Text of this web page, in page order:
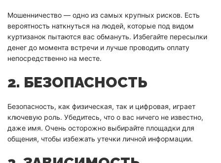
Мошенничество — одно из самых крупных рисков. Есть
вероятность наткнуться на людей, которые под видом
куртизанок пытаются вас обмануть. Избегайте пересылки
денег до момента встречи и лучше проводить оплату
непосредственно на месте.
2. БЕЗОПАСНОСТЬ
Безопасность, как физическая, так и цифровая, играет
ключевую роль. Убедитесь, что о вас ничего не известно,
даже имя. Очень осторожно выбирайте площадки для
общения, чтобы избежать утечки личной информации.